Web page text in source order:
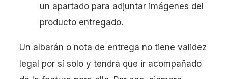
un apartado para adjuntar imágenes del
producto entregado.
Un albarán o nota de entrega no tiene validez
legal por sí solo y tendrá que ir acompañado